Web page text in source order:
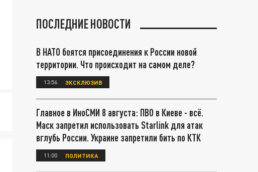
ПОСЛЕДНИЕ НОВОСТИ
В НАТО боятся присоединения к России новой
территории. Что происходит на самом деле?
13:56 ЭКСКЛЮЗИВ
Главное в ИноСМИ 8 августа: ПВО в Киеве - всё.
Маск запретил использовать Starlink для атак
вглубь России. Украине запретили бить по КТК
11:00 ПОЛИТИКА